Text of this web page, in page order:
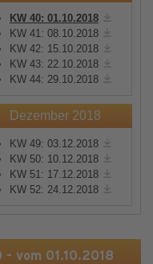
KW 40: 01.10.2018
KW 41: 08.10.2018
KW 42: 15.10.2018
KW 43: 22.10.2018
KW 44: 29.10.2018
Dezember 2018
KW 49: 03.12.2018
KW 50: 10.12.2018
KW 51: 17.12.2018
KW 52: 24.12.2018
- vom 01.10.2018